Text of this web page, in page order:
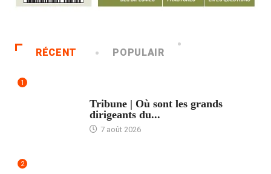
RÉCENT POPULAIR
1
Tribune | Où sont les grands
dirigeants du...
7 août 2026
2